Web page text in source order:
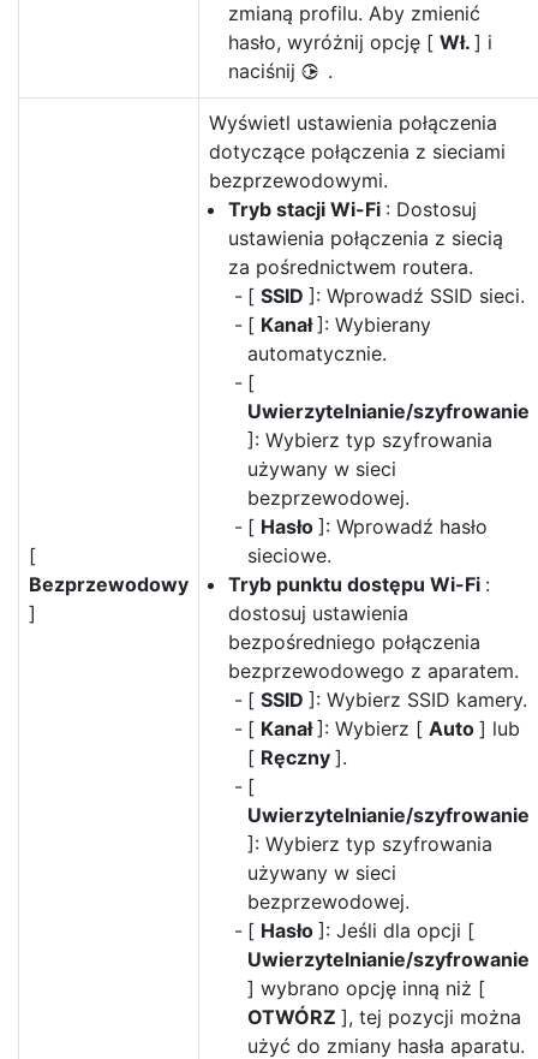
zmianą profilu. Aby zmienić
hasło, wyróżnij opcję [ Wł. ] i
naciśnij 2 .
[
Bezprzewodowy
]
Wyświetl ustawienia połączenia
dotyczące połączenia z sieciami
bezprzewodowymi.
Tryb stacji Wi-Fi : Dostosuj
ustawienia połączenia z siecią
za pośrednictwem routera.
[ SSID ]: Wprowadź SSID sieci.
[ Kanał]: Wybierany
automatycznie.
[
Uwierzytelnianie/szyfrowanie
]: Wybierz typ szyfrowania
używany w sieci
bezprzewodowej.
[ Hasło ]: Wprowadź hasło
sieciowe.
Tryb punktu dostępu Wi-Fi :
dostosuj ustawienia
bezpośredniego połączenia
bezprzewodowego z aparatem.
[ SSID ]: Wybierz SSID kamery.
[ Kanał]: Wybierz [ Auto ] lub
[ Ręczny ].
[
Uwierzytelnianie/szyfrowanie
]: Wybierz typ szyfrowania
używany w sieci
bezprzewodowej.
[ Hasło ]: Jeśli dla opcji [
Uwierzytelnianie/szyfrowanie
] wybrano opcję inną niż [
OTWÓRZ ], tej pozycji można
użyć do zmiany hasła aparatu.